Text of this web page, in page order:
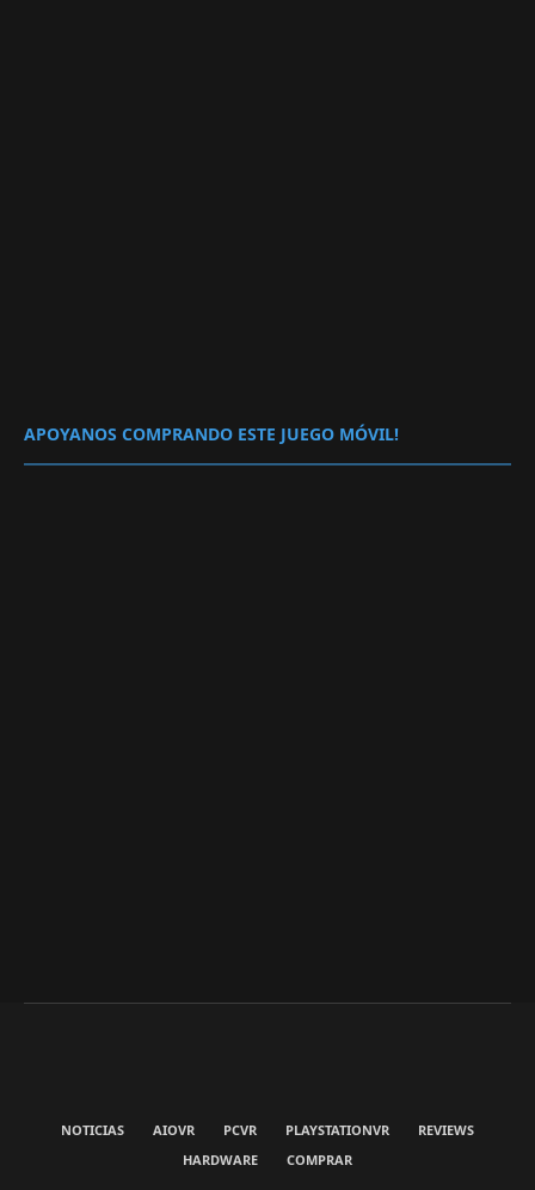
APOYANOS COMPRANDO ESTE JUEGO MÓVIL!
NOTICIAS AIOVR PCVR PLAYSTATIONVR
REVIEWS
HARDWARE
COMPRAR